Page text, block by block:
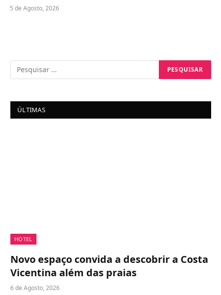
5 de Agosto, 2026
ÚLTIMAS
HOTEL
Novo espaço convida a descobrir a Costa
Vicentina além das praias
6 de Agosto, 2026